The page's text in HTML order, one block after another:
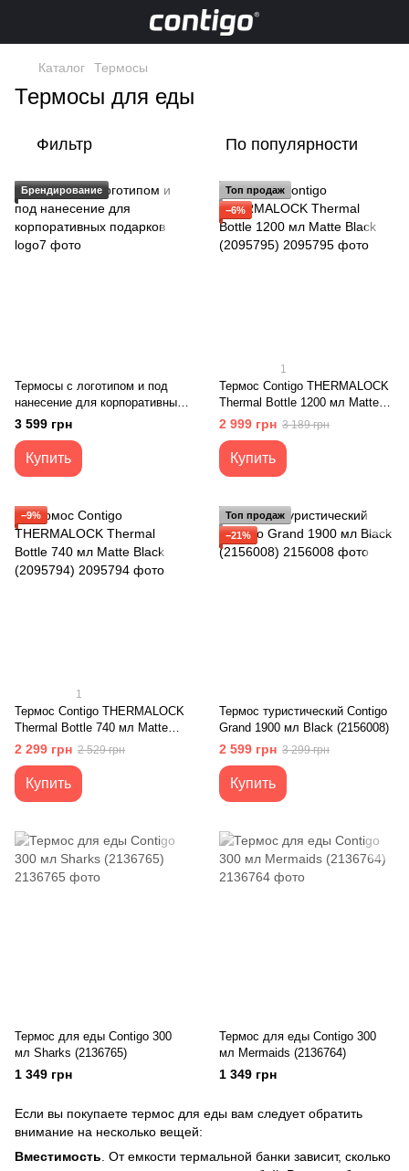
Каталог Термосы
Термосы для еды
Фильтр По популярности
Брендирование
Термосы с логотипом и под
нанесение для корпоративных
подарков
3 599 грн
Купить
Топ продаж
−6%
1
Термос Contigo THERMALOCK
Thermal Bottle 1200 мл Matte
Black (2095795)
2 999 грн 3 189 грн
Купить
−9%
1
Термос Contigo THERMALOCK
Thermal Bottle 740 мл Matte
Black (2095794)
2 299 грн 2 529 грн
Купить
Топ продаж
−21%
Термос туристический Contigo
Grand 1900 мл Black (2156008)
2 599 грн 3 299 грн
Купить
Термос для еды Contigo 300
мл Sharks (2136765)
1 349 грн
Термос для еды Contigo 300
мл Mermaids (2136764)
1 349 грн
Если вы покупаете термос для еды вам следует обратить
внимание на несколько вещей:
Вместимость . От емкости термальной банки зависит, сколько